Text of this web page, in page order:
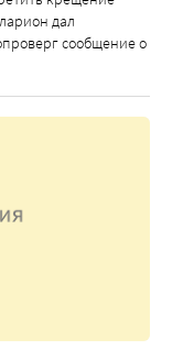
дал
сообщение о